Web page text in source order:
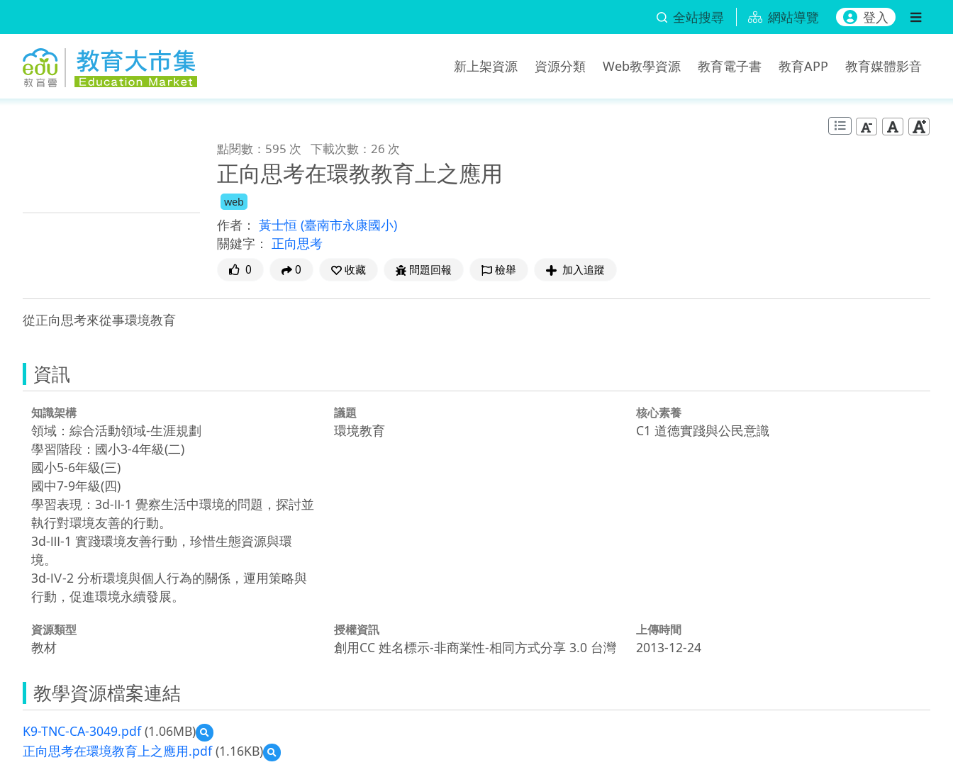
全站搜尋 網站導覽 登入
新上架資源 資源分類 Web教學資源 教育電子書 教育APP 教育媒體影音
點閱數：595 次 下載次數：26 次
正向思考在環教教育上之應用
web
作者： 黃士恒 (臺南市永康國小)
關鍵字： 正向思考
0 0 收藏 問題回報 檢舉 加入追蹤
從正向思考來從事環境教育
資訊
知識架構
領域：綜合活動領域-生涯規劃
學習階段：國小3-4年級(二)
國小5-6年級(三)
國中7-9年級(四)
學習表現：3d-Ⅱ-1 覺察生活中環境的問題，探討並
執行對環境友善的行動。
3d-Ⅲ-1 實踐環境友善行動，珍惜生態資源與環
境。
3d-Ⅳ-2 分析環境與個人行為的關係，運用策略與
行動，促進環境永續發展。
議題
環境教育
核心素養
C1 道德實踐與公民意識
資源類型
教材
授權資訊
創用CC 姓名標示-非商業性-相同方式分享 3.0 台灣
上傳時間
2013-12-24
教學資源檔案連結
K9-TNC-CA-3049.pdf(1.06MB)
預
覽
K9-
正向思考在環境教育上之應用.pdf(1.16KB)
預
覽